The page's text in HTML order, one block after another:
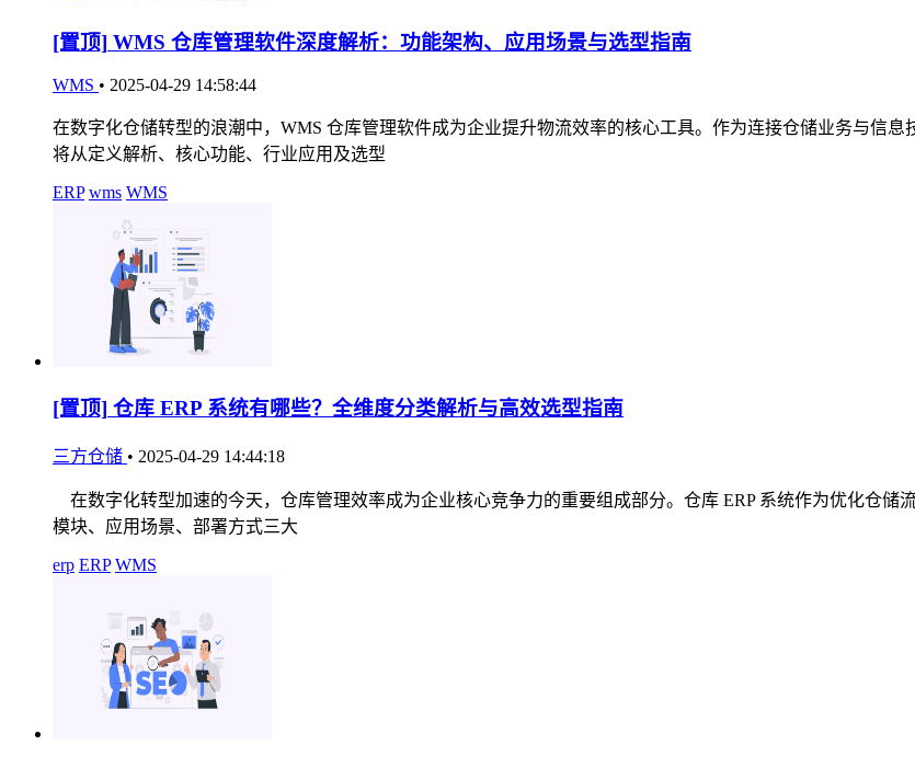
[置顶] WMS 仓库管理软件深度解析：功能架构、应用场景与选型指南
WMS • 2025-04-29 14:58:44
在数字化仓储转型的浪潮中，WMS 仓库管理软件成为企业提升物流效率的核心工具。作为连接仓储业务与信
将从定义解析、核心功能、行业应用及选型
ERP wms WMS
[置顶] 仓库 ERP 系统有哪些？全维度分类解析与高效选型指南
三方仓储 • 2025-04-29 14:44:18
在数字化转型加速的今天，仓库管理效率成为企业核心竞争力的重要组成部分。仓库 ERP 系统作为优化仓
模块、应用场景、部署方式三大
erp ERP WMS